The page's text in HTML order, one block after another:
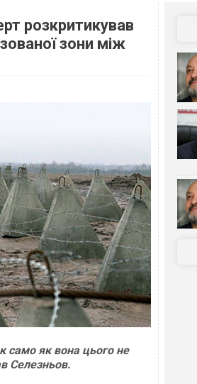
розкритикував
зони між
само як вона цього не
Селезньов.